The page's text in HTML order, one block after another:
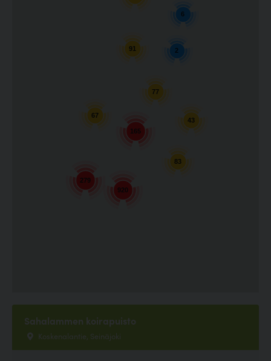
920
165
67
91
77
83
43
6
279
2
Sahalammen koirapuisto
Koskenalantie, Seinäjoki